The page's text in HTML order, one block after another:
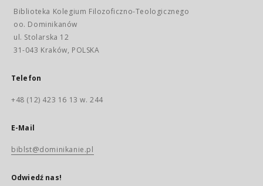
Biblioteka Kolegium Filozoficzno-Teologicznego
oo. Dominikanów
ul. Stolarska 12
31-043 Kraków, POLSKA
Telefon
+48 (12) 423 16 13 w. 244
E-Mail
biblst@dominikanie.pl
Odwiedź nas!